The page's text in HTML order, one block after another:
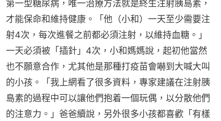
第一型糖尿病，唯一治療方法就是終生注射胰島素，
才能保命和維持健康。「他（小和）一天至少需要注
射4次，每次進餐之前都必須注射，以維持血糖。」
一天必須被「插針」4次，小和媽媽說，起初他當然
也不願意合作，尤其他是那種打疫苗會嚇到大喊大叫
的小孩。「我上網看了很多資料，專家建議在注射胰
島素的過程中可以讓他們抱着一個玩偶，以分散他們
的注意力。」爸爸續說，另外很多小孩都喜歡「有樣